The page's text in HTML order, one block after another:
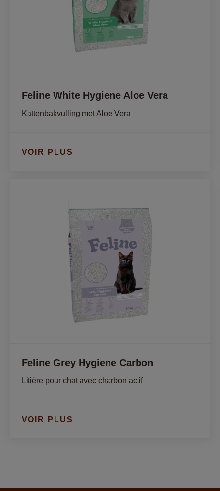
Feline White Hygiene Aloe Vera
Kattenbakvulling met Aloe Vera
VOIR PLUS
Feline Grey Hygiene Carbon
Litière pour chat avec charbon actif
VOIR PLUS